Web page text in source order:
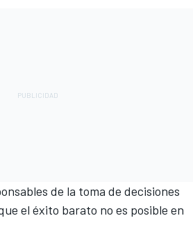
de la toma de decisiones
el éxito barato no es posible en